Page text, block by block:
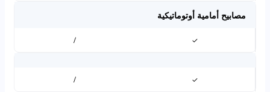
مصابيح أمامية أوتوماتيكية
✓
/
✓
/